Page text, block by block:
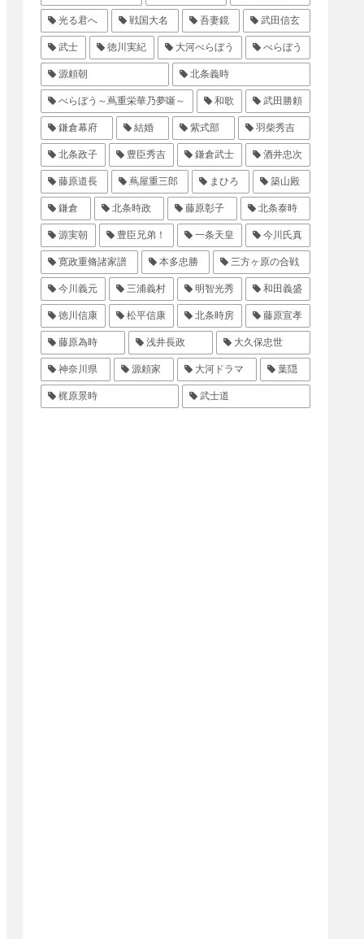
光る君へ 戦国大名 吾妻鏡 武田信玄
武士 徳川実紀 大河べらぼう べらぼう
源頼朝 北条義時
べらぼう～蔦重栄華乃夢噺～ 和歌 武田勝頼
鎌倉幕府 結婚 紫式部 羽柴秀吉
北条政子 豊臣秀吉 鎌倉武士 酒井忠次
藤原道長 蔦屋重三郎 まひろ 築山殿
鎌倉 北条時政 藤原彰子 北条泰時
源実朝 豊臣兄弟！ 一条天皇 今川氏真
寛政重脩諸家譜 本多忠勝 三方ヶ原の合戦
今川義元 三浦義村 明智光秀 和田義盛
徳川信康 松平信康 北条時房 藤原宣孝
藤原為時 浅井長政 大久保忠世
神奈川県 源頼家 大河ドラマ 葉隠
梶原景時 武士道